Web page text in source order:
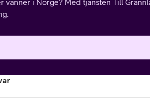
vänner i Norge? Med tjänsten Till